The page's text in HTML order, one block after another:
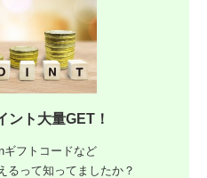
ント大量GET！
ギフトコードなど
るって知ってましたか？